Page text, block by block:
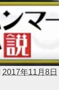
2017年11月8日